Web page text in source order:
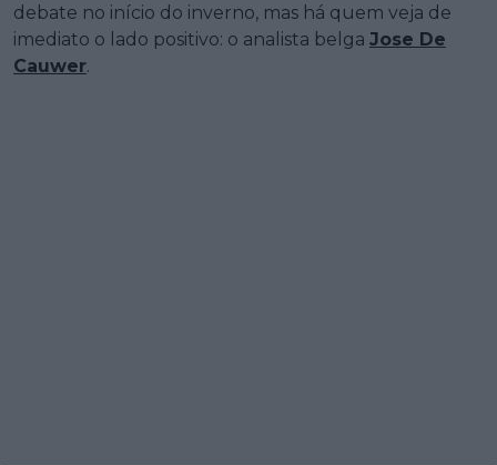
debate no início do inverno, mas há quem veja de
imediato o lado positivo: o analista belga Jose De
Cauwer.